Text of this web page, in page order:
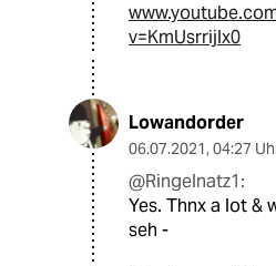
v=KmUsrrijlx0
Lowandorder
06.07.2021, 04:27
@Ringelnatz1:
Yes. Thnx a lot &
seh -